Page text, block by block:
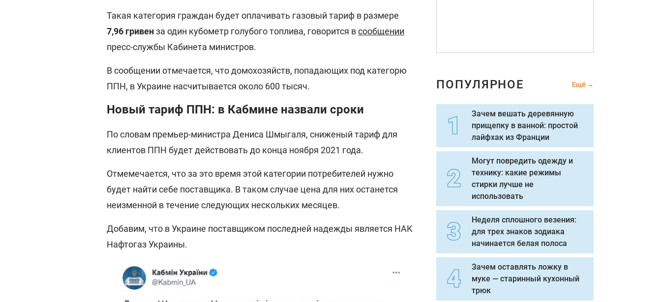
Такая категория граждан будет оплачивать газовый тариф в размере
7,96 гривенза один кубометр голубого топлива, говорится всообщении
пресс-службы Кабинета министров.
В сообщении отмечается, что домохозяйств, попадающих под категорю
ППН, в Украине насчитывается около 600 тысяч.
Новый тариф ППН: в Кабмине назвали сроки
По словам премьер-министра Дениса Шмыгаля, сниженый тариф для
клиентов ППН будет действовать до конца ноября 2021 года.
Отмемечается, что за это время этой категории потребителей нужно
будет найти себе поставщика. В таком случае цена для них останется
неизменной в течение следующих нескольких месяцев.
Добавим, что в Украине поставщиком последней надежды является НАК
Нафтогаз Украины.
ПОПУЛЯРНОЕ Ещё
Зачем вешать деревянную
прищепку в ванной: простой
лайфхак из Франции
Могут повредить одежду и
технику: какие режимы
стирки лучше не
использовать
Неделя сплошного везения:
для трех знаков зодиака
начинается белая полоса
Зачем оставлять ложку в
муке — старинный кухонный
трюк